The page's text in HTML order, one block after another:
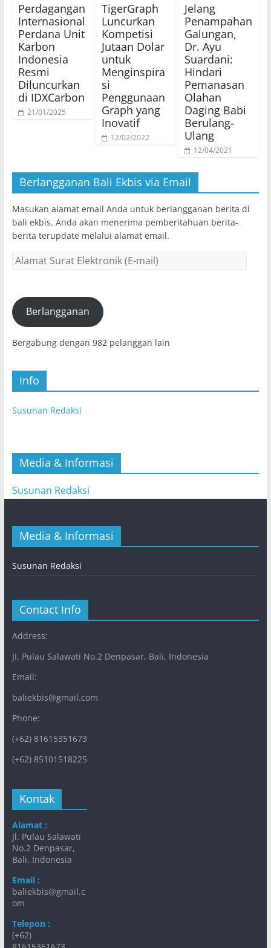
Perdagangan
Internasional
Perdana Unit
Karbon
Indonesia
Resmi
Diluncurkan
di IDXCarbon
21/01/2025
TigerGraph
Luncurkan
Kompetisi
Jutaan Dolar
untuk
Menginspira
si
Penggunaan
Graph yang
Inovatif
12/02/2022
Jelang
Penampahan
Galungan,
Dr. Ayu
Suardani:
Hindari
Pemanasan
Olahan
Daging Babi
Berulang-
Ulang
12/04/2021
Berlangganan Bali Ekbis via Email
Masukan alamat email Anda untuk berlangganan berita di
bali ekbis. Anda akan menerima pemberitahuan berita-
berita terupdate melalui alamat email.
Alamat
(E-
mail)Berlangganan
Bergabung dengan 982 pelanggan lain
Info
Susunan Redaksi
Media & Informasi
Susunan Redaksi
Media & Informasi
Susunan Redaksi
Contact Info
Address:
JI. Pulau Salawati No.2 Denpasar, Bali, Indonesia
Email:
baliekbis@gmail.com
Phone:
(+62) 81615351673
(+62) 85101518225
Kontak
Alamat :
Jl. Pulau Salawati
No.2 Denpasar,
Bali, Indonesia
Email :
baliekbis@gmail.c
om
Telepon :
(+62)